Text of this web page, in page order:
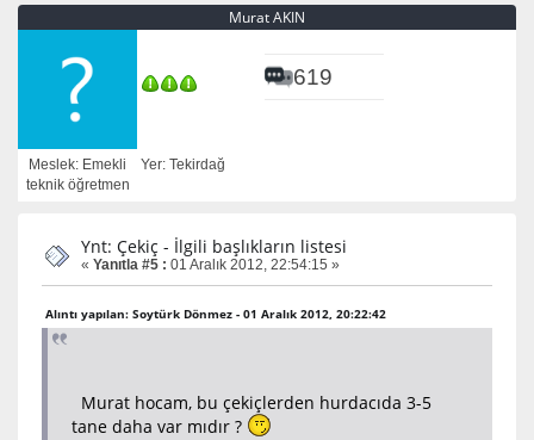
Murat AKIN
619
Meslek: Emekli
teknik öğretmen
Yer: Tekirdağ
Ynt: Çekiç - İlgili başlıkların listesi
« Yanıtla #5 : 01 Aralık 2012, 22:54:15 »
Alıntı yapılan: Soytürk Dönmez - 01 Aralık 2012, 20:22:42
Murat hocam, bu çekiçlerden hurdacıda 3-5
tane daha var mıdır ?